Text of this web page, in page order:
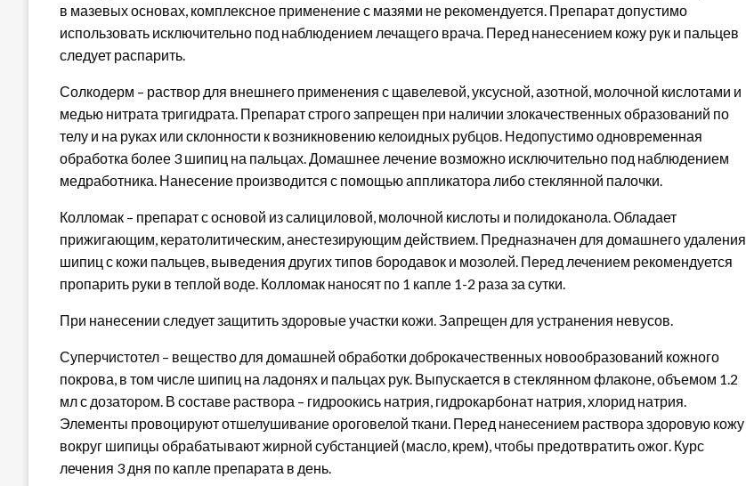
в мазевых основах, комплексное применение с мазями не рекомендуется. Препарат допустимо
использовать исключительно под наблюдением лечащего врача. Перед нанесением кожу рук и пальцев
следует распарить.
Солкодерм – раствор для внешнего применения с щавелевой, уксусной, азотной, молочной кислотами и
медью нитрата тригидрата. Препарат строго запрещен при наличии злокачественных образований по
телу и на руках или склонности к возникновению келоидных рубцов. Недопустимо одновременная
обработка более 3 шипиц на пальцах. Домашнее лечение возможно исключительно под наблюдением
медработника. Нанесение производится с помощью аппликатора либо стеклянной палочки.
Колломак – препарат с основой из салициловой, молочной кислоты и полидоканола. Обладает
прижигающим, кератолитическим, анестезирующим действием. Предназначен для домашнего удаления
шипиц с кожи пальцев, выведения других типов бородавок и мозолей. Перед лечением рекомендуется
пропарить руки в теплой воде. Колломак наносят по 1 капле 1-2 раза за сутки.
При нанесении следует защитить здоровые участки кожи. Запрещен для устранения невусов.
Суперчистотел – вещество для домашней обработки доброкачественных новообразований кожного
покрова, в том числе шипиц на ладонях и пальцах рук. Выпускается в стеклянном флаконе, объемом 1.2
мл с дозатором. В составе раствора – гидроокись натрия, гидрокарбонат натрия, хлорид натрия.
Элементы провоцируют отшелушивание ороговелой ткани. Перед нанесением раствора здоровую кожу
вокруг шипицы обрабатывают жирной субстанцией (масло, крем), чтобы предотвратить ожог. Курс
лечения 3 дня по капле препарата в день.